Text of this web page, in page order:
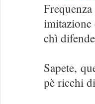
chì
Sapete,
pè ricchi